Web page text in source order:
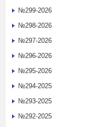
№299-2026
№298-2026
№297-2026
№296-2026
№295-2026
№294-2025
№293-2025
№292-2025